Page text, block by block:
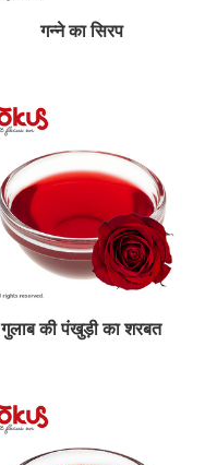
गन्ने का सिरप
गुलाब की पंखुड़ी का शरबत